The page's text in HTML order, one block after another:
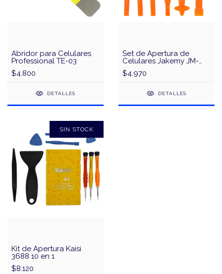
Abridor para Celulares
Professional TE-03
$4.800
DETALLES
Set de Apertura de
Celulares Jakemy JM-
OP16 - 6 en 1
$4.970
DETALLES
SIN STOCK
Kit de Apertura Kaisi
3688 10 en 1
$8.120